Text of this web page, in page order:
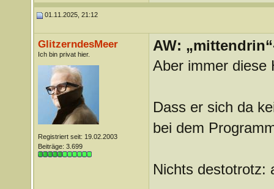
01.11.2025, 21:12
GlitzerndesMeer
Ich bin privat hier.
Registriert seit: 19.02.2003
Beiträge: 3.699
AW:
Aber immer diese
Dass er sich da
bei dem
Nichts destotrotz: